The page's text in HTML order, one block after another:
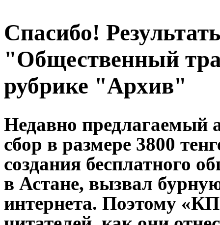
Спасибо!
"Общественный
рубрике "Архив"
Недавно
сбор в размере 3800
создания бесплатного
в Астане, вызвал
интернета. Поэтому